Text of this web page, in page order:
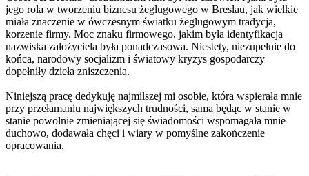
jego rola w tworzeniu biznesu żeglugowego w Breslau, jak wielkie
miała znaczenie w ówczesnym światku żeglugowym tradycja,
korzenie firmy. Moc znaku firmowego, jakim była identyfikacja
nazwiska założyciela była ponadczasowa. Niestety, niezupełnie do
końca, narodowy socjalizm i światowy kryzys gospodarczy
dopełniły dzieła zniszczenia.
Niniejszą pracę dedykuję najmilszej mi osobie, która wspierała mnie
przy przełamaniu największych trudności, sama będąc w stanie w
stanie powolnie zmieniającej się świadomości wspomagała mnie
duchowo, dodawała chęci i wiary w pomyślne zakończenie
opracowania.